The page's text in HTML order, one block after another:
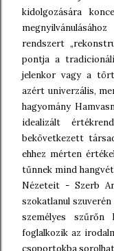
kidolgozására
rendszert
pontja a
jelenkor vagy a
azért univerzális,
hagyomány
idealizált
bekövetkezett
ehhez mérten
tűnnek mind
Nézeteit - Szerb
szokatlanul
személyes
foglalkozik az
csoportokba